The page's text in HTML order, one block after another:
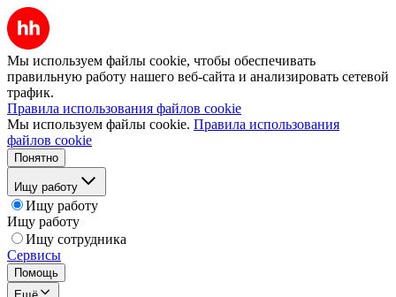
Мы используем файлы cookie, чтобы обеспечивать
правильную работу нашего веб-сайта и анализировать сетевой
трафик.
Правила использования файлов cookie
Мы используем файлы cookie. Правила использования
файлов cookie
Понятно
Ищу работу
Ищу работу
Ищу работу
Ищу сотрудника
Сервисы
Помощь